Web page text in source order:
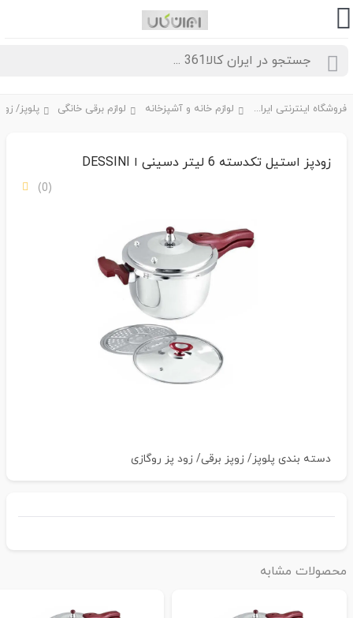
فروشگاه اینترنتی ایران کالا361 لوازم خانه و آشپزخانه لوازم برقی خانگی
زودپز استیل تکدسته 6 لیتر دسینی ا DESSINI
دسته بندیپلوپز/ زوپز برقی/ زود پز روگازی
مشابه